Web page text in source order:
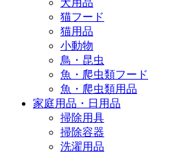
犬用品
猫フード
猫用品
小動物
鳥・昆虫
魚・爬虫類フード
魚・爬虫類用品
家庭用品・日用品
掃除用具
掃除容器
洗濯用品